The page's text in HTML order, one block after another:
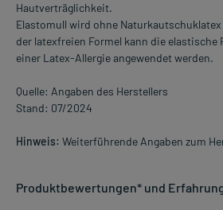
Hautverträglichkeit.
Elastomull wird ohne
der latexfreien Formel kann die elastische
einer Latex-Allergie angewendet werden.
Quelle: Angaben des Herstellers
Stand: 07/2024
Hinweis: Weiterführende Angaben zum
Produktbewertungen* und